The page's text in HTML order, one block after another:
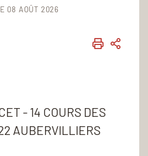
08 AOÛT 2026
- 14 COURS DES
AUBERVILLIERS